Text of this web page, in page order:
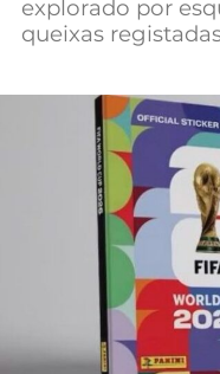
Mundial
explorado por
queixas